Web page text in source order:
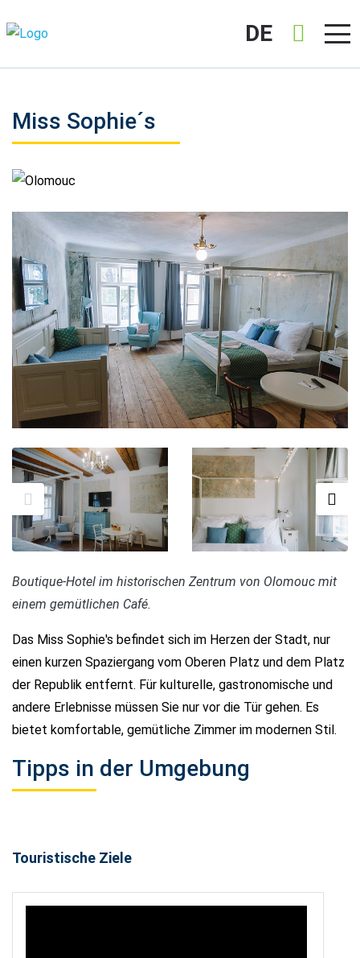
DE
Miss Sophie´s
Olomouc
Boutique-Hotel im historischen Zentrum von Olomouc mit
einem gemütlichen Café.
Das Miss Sophie's befindet sich im Herzen der Stadt, nur
einen kurzen Spaziergang vom Oberen Platz und dem Platz
der Republik entfernt. Für kulturelle, gastronomische und
andere Erlebnisse müssen Sie nur vor die Tür gehen. Es
bietet komfortable, gemütliche Zimmer im modernen Stil.
Tipps in der Umgebung
Touristische Ziele